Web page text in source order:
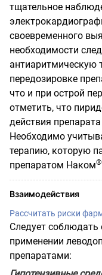
тщательное
своевременного
необходимости
антиаритмическую
передозировке
что и при острой
отметить, что
действия
Необходимо
терапию, которую
препаратом Наком®
Взаимодействия
Рассчитать риски
Следует
применении
препаратами: